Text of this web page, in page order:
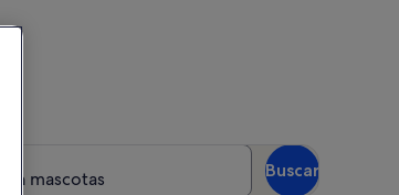
mascotas
Buscar